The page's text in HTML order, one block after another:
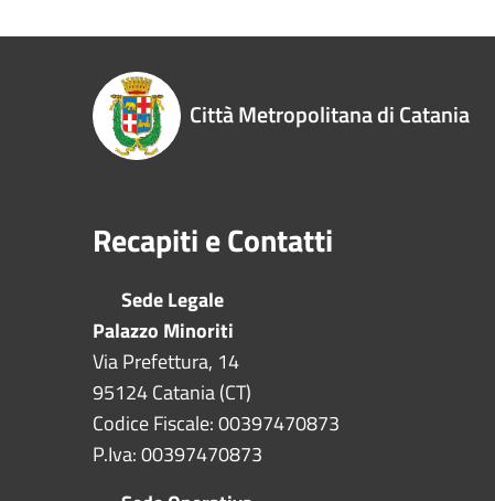
Città Metropolitana di Catania
Recapiti e Contatti
Sede Legale
Palazzo Minoriti
Via Prefettura, 14
95124 Catania (CT)
Codice Fiscale: 00397470873
P.Iva: 00397470873